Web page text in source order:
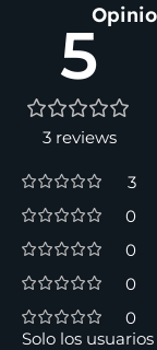
5
3 reviews
3
0
0
0
0
Solo los